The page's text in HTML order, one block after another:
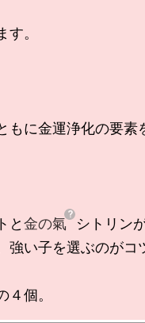
。
もに金運浄化の要素
と金の氣
シトリン
強い子を選ぶのがコ